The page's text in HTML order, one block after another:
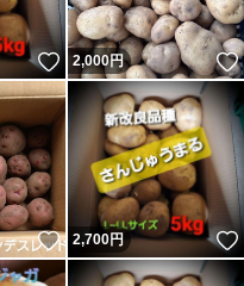
いいね！
2,000円
いいね！
2,700円